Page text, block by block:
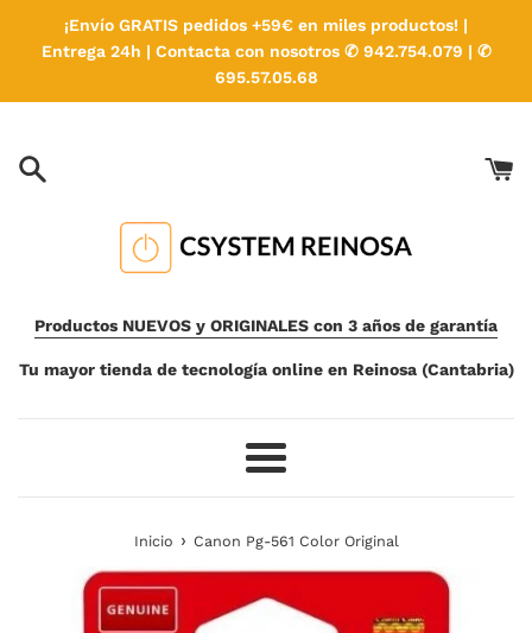
directamente
¡Envío GRATIS pedidos +59€ en miles productos! |
Entrega 24h | Contacta con nosotros ✆ 942.754.079 | ✆
695.57.05.68
Productos NUEVOS y ORIGINALES con 3 años de garantía
Tu mayor tienda de tecnología online en Reinosa (Cantabria)
Más
Inicio › Canon Pg-561 Color Original